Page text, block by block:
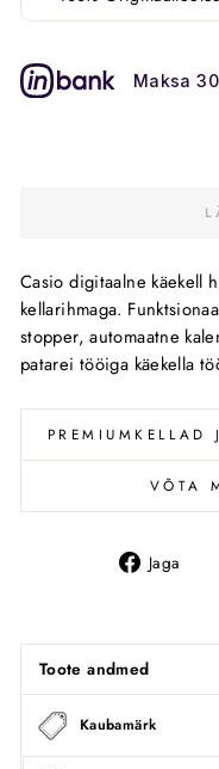
Maksa
Casio digitaalne käekell
kellarihmaga.
stopper, automaatne
patarei tööiga käekella
VÕTA
Jaga
Toote andmed
Kaubamärk